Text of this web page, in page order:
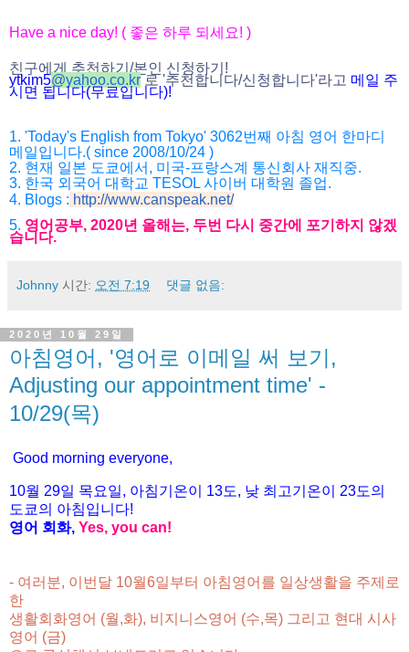
Have a nice day! ( 좋은 하루 되세요! )
친구에게 추천하기/본인 신청하기!
ytkim5@yahoo.co.kr 로 '추천합니다/신청합니다'라고 메일 주
시면 됩니다(무료입니다)!
1. 'Today's English from Tokyo' 3062번째 아침 영어 한마디
메일입니다.( since 2008/10/24 )
2. 현재 일본 도쿄에서, 미국-프랑스계 통신회사 재직중.
3. 한국 외국어 대학교 TESOL 사이버 대학원 졸업.
4. Blogs : http://www.canspeak.net/
5. 영어공부, 2020년 올해는, 두번 다시 중간에 포기하지 않겠
습니다.
Johnny 시간: 오전 7:19 댓글 없음:
2020년 10월 29일
아침영어, '영어로 이메일 써 보기,
Adjusting our appointment time' -
10/29(목)
Good morning everyone,
10월 29일 목요일, 아침기온이 13도, 낮 최고기온이
23도의
도쿄의 아침입니다!
영어 회화, Yes, you can!
- 여러분, 이번달 10월6일부터 아침영어를 일상생활을 주제로
한
생활회화영어 (월,화), 비지니스영어 (수,목) 그리고 현대 시사
영어 (금)